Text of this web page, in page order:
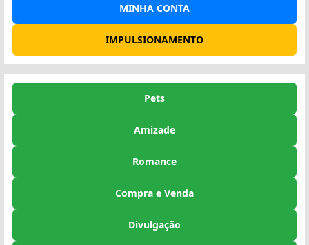
MINHA CONTA
IMPULSIONAMENTO
Pets
Amizade
Romance
Compra e Venda
Divulgação